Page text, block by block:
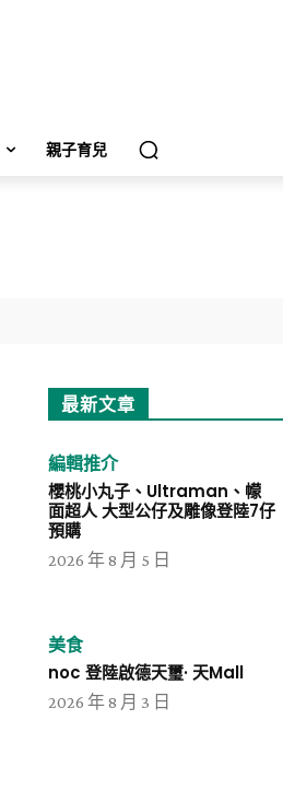
親子育兒
最新文章
編輯推介
櫻桃小丸子、Ultraman、幪
面超人 大型公仔及雕像登陸7仔
預購
2026 年 8 月 5 日
美食
noc 登陸啟德天璽· 天Mall
2026 年 8 月 3 日